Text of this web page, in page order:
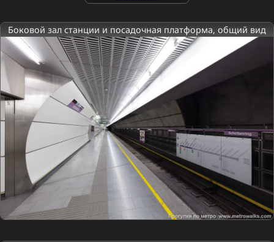
Боковой зал станции и посадочная платформа, общий вид